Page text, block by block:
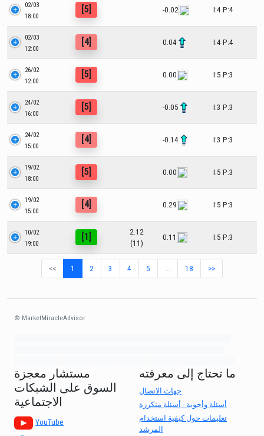
02/03
18:00
[5] -0.02 I:4 P:4
02/03
12:00
[4] 0.04 I:4 P:4
26/02
12:00
[5] 0.00 I:5 P:3
24/02
16:00
[5] -0.05 I:3 P:3
24/02
15:00
[4] -0.14 I:3 P:3
19/02
18:00
[5] 0.00 I:5 P:3
19/02
15:00
[4] 0.29 I:5 P:3
10/02
19:00
[1]
2.12
(11)
0.11 I:5 P:3
<< 1 2 3 4 5 18 >>
© MarketMiracleAdvisor
مستشار معجزة
السوق على الشبكات
الاجتماعية
YouTube
ما تحتاج إلى معرفته
جهات الاتصال
أسئلة وأجوبة - أسئلة متكررة
تعليمات حول كيفية استخدام
المرشد